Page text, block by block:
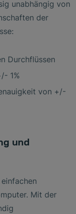
unabhängig von
der
Durchflüssen
1%
von +/-
und
Mit der